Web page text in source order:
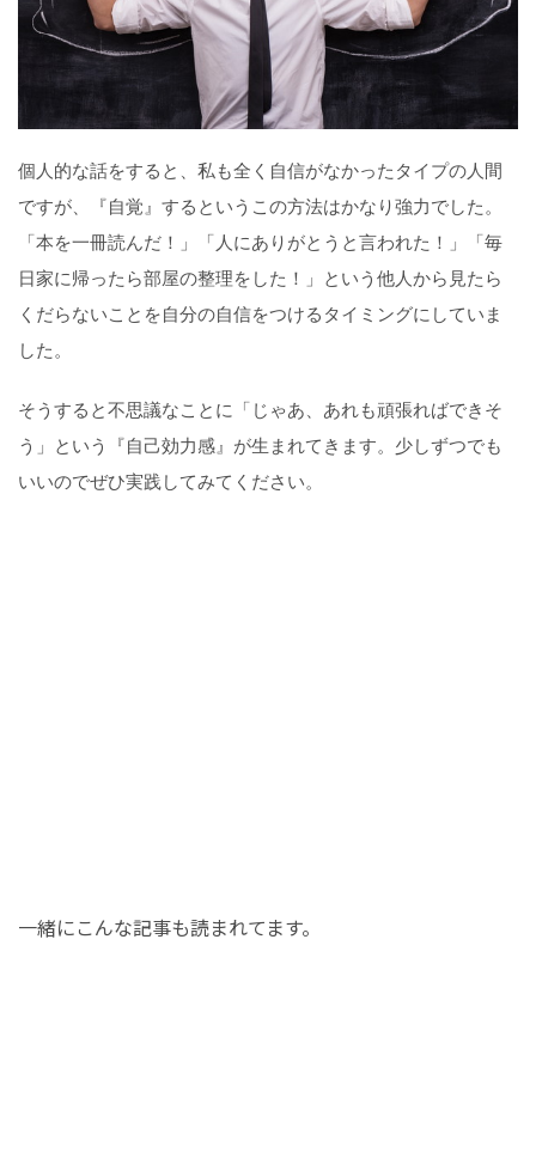
個人的な話をすると、私も全く自信がなかったタイプの人間
ですが、『自覚』するというこの方法はかなり強力でした。
「本を一冊読んだ！」「人にありがとうと言われた！」「毎
日家に帰ったら部屋の整理をした！」という他人から見たら
くだらないことを自分の自信をつけるタイミングにしていま
した。
そうすると不思議なことに「じゃあ、あれも頑張ればできそ
う」という『自己効力感』が生まれてきます。少しずつでも
いいのでぜひ実践してみてください。
一緒にこんな記事も読まれてます。